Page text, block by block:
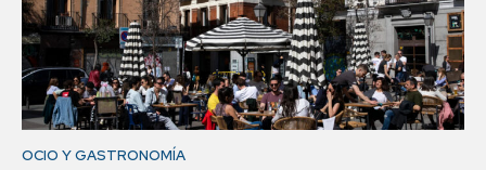
OCIO Y GASTRONOMÍA